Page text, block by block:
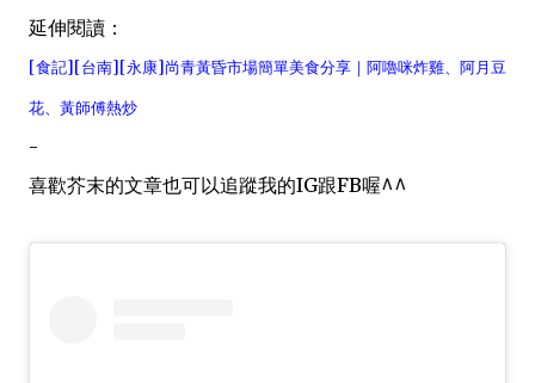
延伸閱讀：
[食記][台南][永康]尚青黃昏市場簡單美食分享｜阿嚕咪炸雞、阿月豆
花、黃師傅熱炒
-
喜歡芥末的文章也可以追蹤我的IG跟FB喔^^